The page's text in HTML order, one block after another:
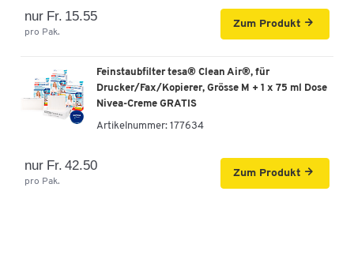
nur Fr. 15.55
pro Pak.
Zum Produkt
Feinstaubfilter tesa® Clean Air®, für
Drucker/Fax/Kopierer, Grösse M + 1 x 75 ml Dose
Nivea-Creme GRATIS
Artikelnummer: 177634
nur Fr. 42.50
pro Pak.
Zum Produkt